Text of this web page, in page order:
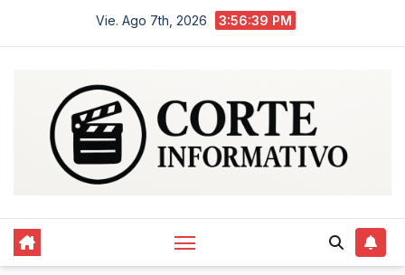
Vie. Ago 7th, 2026 3:56:40 PM